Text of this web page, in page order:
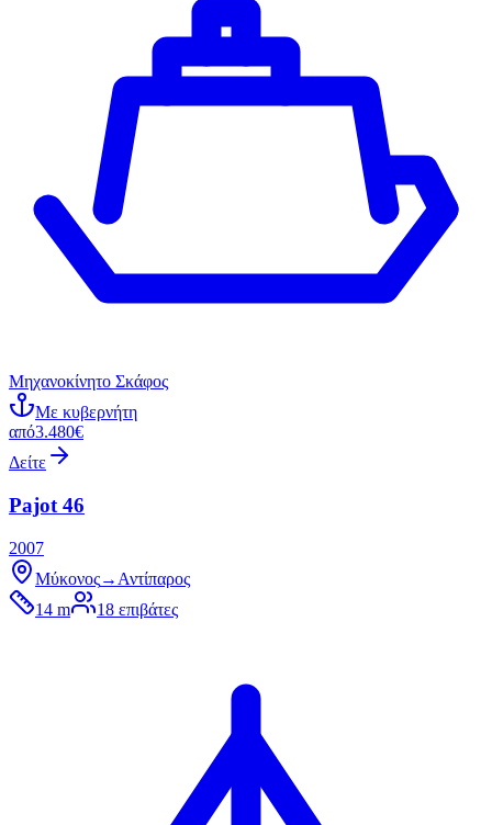
Μηχανοκίνητο Σκάφος
Με κυβερνήτη
από3.480€
Δείτε
Pajot 46
2007
Μύκονος→ Αντίπαρος
14 m
18 επιβάτες